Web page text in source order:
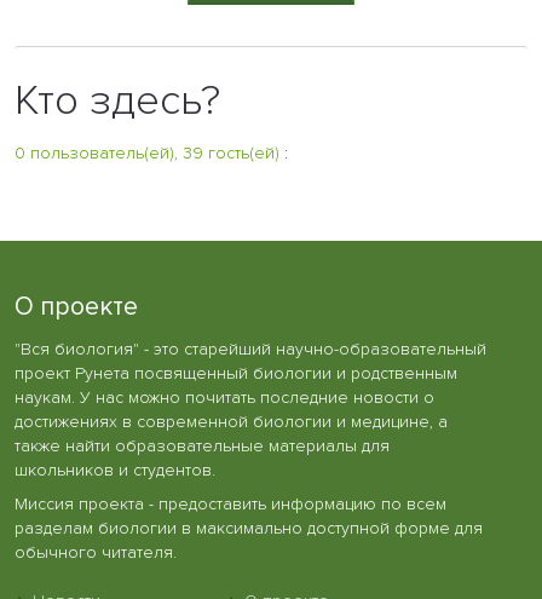
Кто здесь?
0 пользователь(ей), 39 гость(ей) :
О проекте
"Вся биология" - это старейший научно-образовательный
проект Рунета посвященный биологии и родственным
наукам. У нас можно почитать последние новости о
достижениях в современной биологии и медицине, а
также найти образовательные материалы для
школьников и студентов.
Миссия проекта - предоставить информацию по всем
разделам биологии в максимально доступной форме для
обычного читателя.